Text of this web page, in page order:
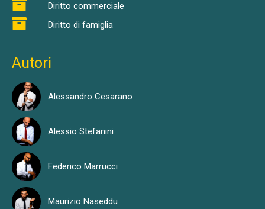
Diritto commerciale
Diritto di famiglia
Autori
Alessandro Cesarano
Alessio Stefanini
Federico Marrucci
Maurizio Naseddu